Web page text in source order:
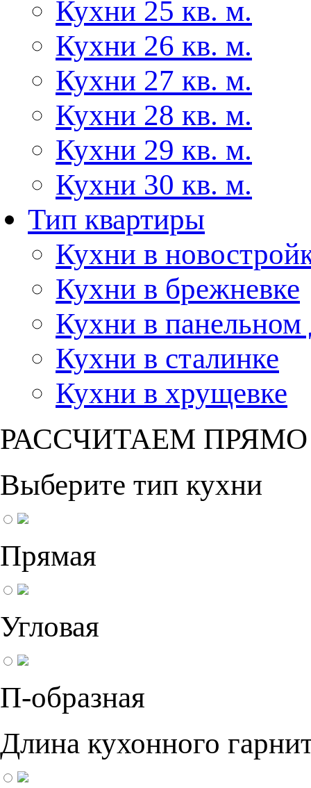
Кухни 25 кв. м.
Кухни 26 кв. м.
Кухни 27 кв. м.
Кухни 28 кв. м.
Кухни 29 кв. м.
Кухни 30 кв. м.
Тип квартиры
Кухни в
Кухни в брежневке
Кухни в панельном
Кухни в сталинке
Кухни в хрущевке
РАССЧИТАЕМ
Выберите тип кухни
Прямая
Угловая
П-образная
Длина кухонного